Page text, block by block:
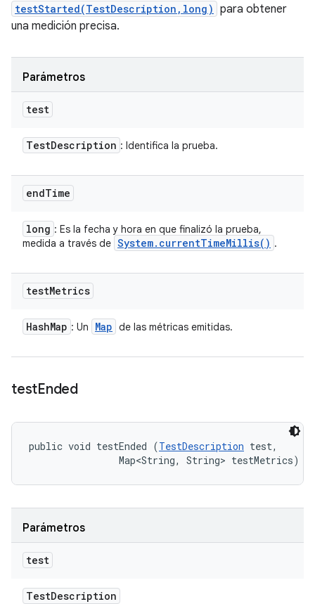
testStarted(TestDescription,long) para obtener
una medición precisa.
Parámetros
test
TestDescription : Identifica la prueba.
endTime
long : Es la fecha y hora en que finalizó la prueba,
medida a través de System. currentTimeMillis( ) .
testMetrics
HashMap : Un Map de las métricas emitidas.
testEnded
public void testEnded (TestDescription test,
                Map<String, String> testMetrics)
Parámetros
test
TestDescription